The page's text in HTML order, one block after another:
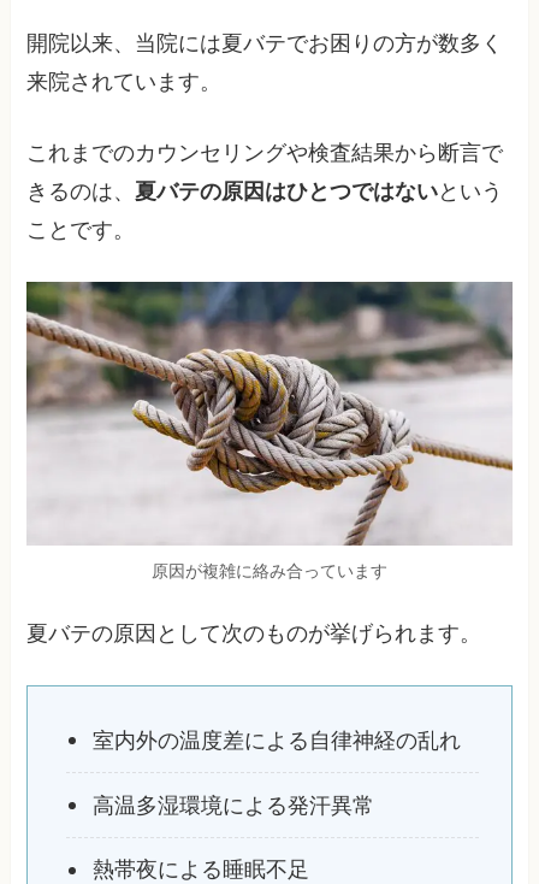
開院以来、当院には夏バテでお困りの方が数多く
来院されています。
これまでのカウンセリングや検査結果から断言で
きるのは、 夏バテの原因はひとつではないという
ことです。
原因が複雑に絡み合っています
夏バテの原因として次のものが挙げられます。
室内外の温度差による自律神経の乱れ
高温多湿環境による発汗異常
熱帯夜による睡眠不足